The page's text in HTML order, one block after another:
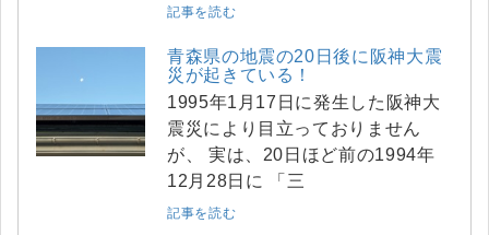
記事を読む
青森県の地震の20日後に阪神大震
災が起きている！
1995年1月17日に発生した阪神大
震災により目立っておりません
が、 実は、20日ほど前の1994年
12月28日に 「三
記事を読む